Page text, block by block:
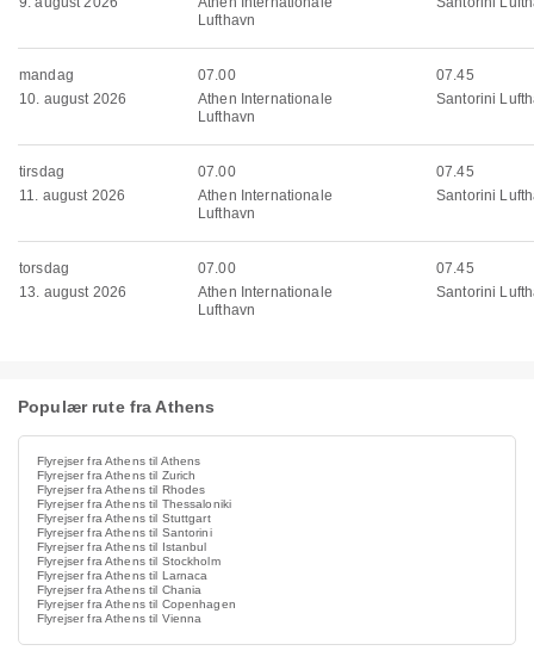
Lufthavn
mandag
10. august 2026
07.00
Athen Internationale
Lufthavn
07.45
Santorini
tirsdag
11. august 2026
07.00
Athen Internationale
Lufthavn
07.45
Santorini
torsdag
13. august 2026
07.00
Athen Internationale
Lufthavn
07.45
Santorini
Populær rute fra Athens
Flyrejser fra Athens til Athens
Flyrejser fra Athens til Zurich
Flyrejser fra Athens til Rhodes
Flyrejser fra Athens til Thessaloniki
Flyrejser fra Athens til Stuttgart
Flyrejser fra Athens til Santorini
Flyrejser fra Athens til Istanbul
Flyrejser fra Athens til Stockholm
Flyrejser fra Athens til Larnaca
Flyrejser fra Athens til Chania
Flyrejser fra Athens til Copenhagen
Flyrejser fra Athens til Vienna